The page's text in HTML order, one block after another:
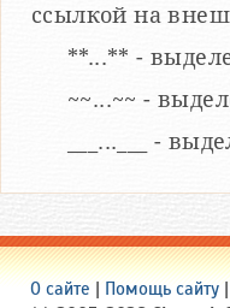
ссылкой на
**...** -
~~...~~ -
___...___ -
О сайте | Помощь сайту |